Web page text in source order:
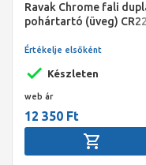
Ravak Chrome fali
pohártartó (üveg)
Készleten
Értékelje elsőként
web ár
12 350 Ft